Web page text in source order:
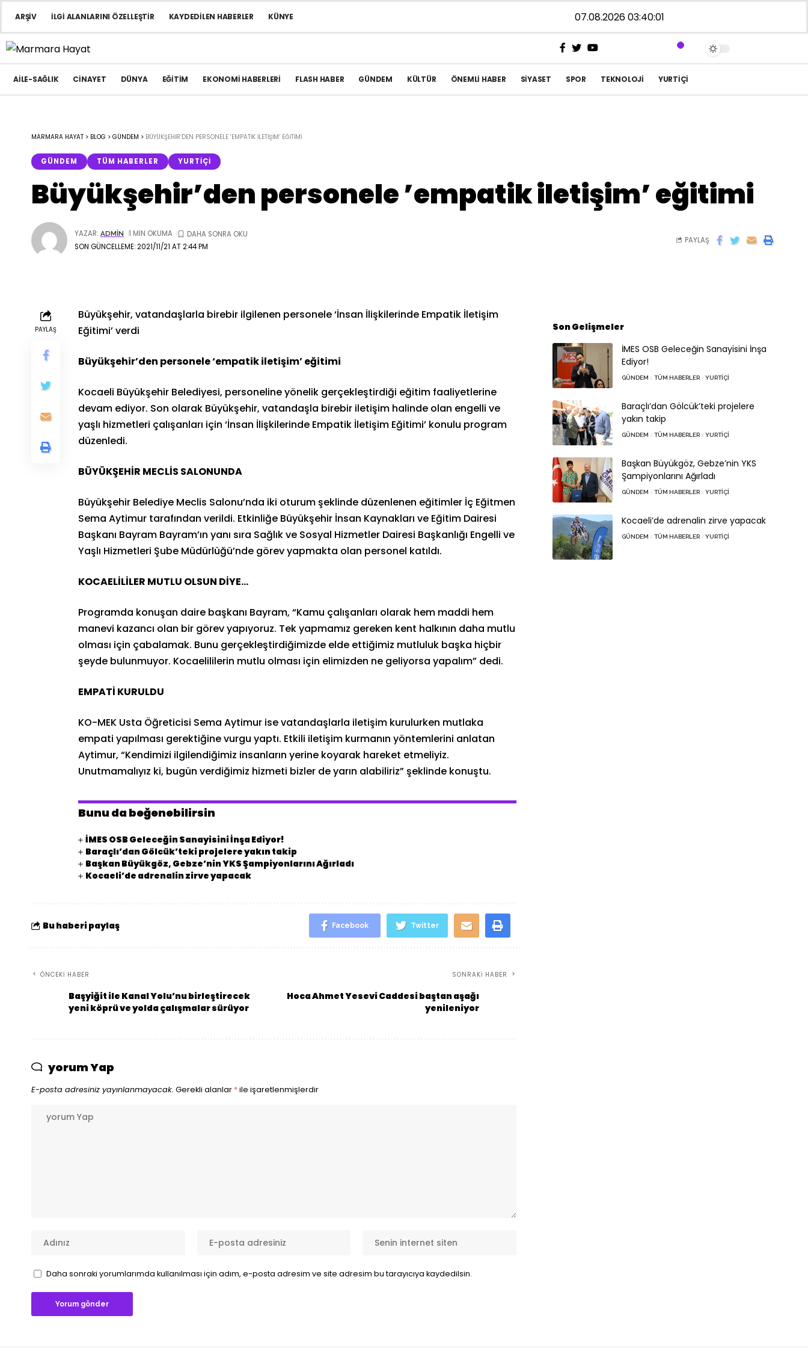
ARŞIV İLGI ALANLARINI ÖZELLEŞTIR KAYDEDILEN HABERLER KÜNYE 07.08.2026 03:40:01
AILE-SAĞLIK CINAYET DÜNYA EĞITIM EKONOMI HABERLERI FLASH HABER GÜNDEM KÜLTÜR ÖNEMLI HABER SIYASET SPOR TEKNOLOJI YURTIÇI
MARMARA HAYAT > BLOG > GÜNDEM > BÜYÜKŞEHIR’DEN PERSONELE ’EMPATIK ILETIŞIM’ EĞITIMI
GÜNDEM TÜM HABERLER YURTIÇI
Büyükşehir’den personele ’empatik iletişim’ eğitimi
SON GÜNCELLEME: 2021/11/21 AT 2:44 PM
YAZAR: ADMIN 1 MIN OKUMA
PAYLAŞ
PAYLAŞ
Büyükşehir, vatandaşlarla birebir ilgilenen personele ‘İnsan İlişkilerinde Empatik İletişim
Eğitimi’ verdi
Büyükşehir’den personele ‘empatik iletişim’ eğitimi
Kocaeli Büyükşehir Belediyesi, personeline yönelik gerçekleştirdiği eğitim faaliyetlerine
devam ediyor. Son olarak Büyükşehir, vatandaşla birebir iletişim halinde olan engelli ve
yaşlı hizmetleri çalışanları için ‘İnsan İlişkilerinde Empatik İletişim Eğitimi’ konulu program
düzenledi.
BÜYÜKŞEHİR MECLİS SALONUNDA
Büyükşehir Belediye Meclis Salonu’nda iki oturum şeklinde düzenlenen eğitimler İç Eğitmen
Sema Aytimur tarafından verildi. Etkinliğe Büyükşehir İnsan Kaynakları ve Eğitim Dairesi
Başkanı Bayram Bayram’ın yanı sıra Sağlık ve Sosyal Hizmetler Dairesi Başkanlığı Engelli ve
Yaşlı Hizmetleri Şube Müdürlüğü’nde görev yapmakta olan personel katıldı.
KOCAELİLİLER MUTLU OLSUN DİYE…
Programda konuşan daire başkanı Bayram, “Kamu çalışanları olarak hem maddi hem
manevi kazancı olan bir görev yapıyoruz. Tek yapmamız gereken kent halkının daha mutlu
olması için çabalamak. Bunu gerçekleştirdiğimizde elde ettiğimiz mutluluk başka hiçbir
şeyde bulunmuyor. Kocaelililerin mutlu olması için elimizden ne geliyorsa yapalım” dedi.
EMPATİ KURULDU
KO-MEK Usta Öğreticisi Sema Aytimur ise vatandaşlarla iletişim kurulurken mutlaka
empati yapılması gerektiğine vurgu yaptı. Etkili iletişim kurmanın yöntemlerini anlatan
Aytimur, “Kendimizi ilgilendiğimiz insanların yerine koyarak hareket etmeliyiz.
Unutmamalıyız ki, bugün verdiğimiz hizmeti bizler de yarın alabiliriz” şeklinde konuştu.
Bunu da beğenebilirsin
İMES OSB Geleceğin Sanayisini İnşa Ediyor!
Baraçlı’dan Gölcük’teki projelere yakın takip
Başkan Büyükgöz, Gebze’nin YKS Şampiyonlarını Ağırladı
Kocaeli’de adrenalin zirve yapacak
Bu haberi paylaş Facebook Twitter
ÖNCEKI HABER
Başyiğit ile Kanal Yolu’nu birleştirecek
yeni köprü ve yolda çalışmalar sürüyor
SONRAKI HABER
Hoca Ahmet Yesevi Caddesi baştan aşağı
yenileniyor
yorum Yap
E-posta adresiniz yayınlanmayacak. Gerekli alanlar *ile işaretlenmişlerdir
Daha sonraki yorumlarımda kullanılması için adım, e-posta adresim ve site adresim bu tarayıcıya kaydedilsin.
Son Gelişmeler
İMES OSB Geleceğin Sanayisini İnşa
Ediyor!
GÜNDEM TÜM HABERLER YURTIÇI
Baraçlı’dan Gölcük’teki projelere
yakın takip
GÜNDEM TÜM HABERLER YURTIÇI
Başkan Büyükgöz, Gebze’nin YKS
Şampiyonlarını Ağırladı
GÜNDEM TÜM HABERLER YURTIÇI
Kocaeli’de adrenalin zirve yapacak
GÜNDEM TÜM HABERLER YURTIÇI